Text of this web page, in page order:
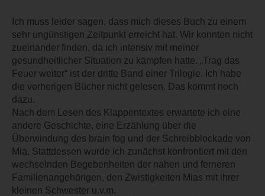
Ich muss leider sagen, dass mich dieses Buch zu einem
sehr ungünstigen Zeitpunkt erreicht hat. Wir konnten nicht
zueinander finden, da ich intensiv mit meiner
gesundheitlicher Situation zu kämpfen hatte. „Trag das
Feuer weiter“ ist der dritte Band einer Trilogie. Ich habe
die vorherigen Bücher nicht gelesen. Das kommt noch
dazu.
Nach dem Lesen des Klappentextes erwartete ich eine
andere Geschichte, eine Erzählung über die
Überwindung des brain fog und der Schreibblockade von
Mia. Stattdessen wurde ich zunächst konfrontiert mit den
wechselnden Begebenheiten der nahen und ferneren
Familienangehörigen, den Zwistigkeiten Mias mit ihrer
kleinen Schwester u.v.m.